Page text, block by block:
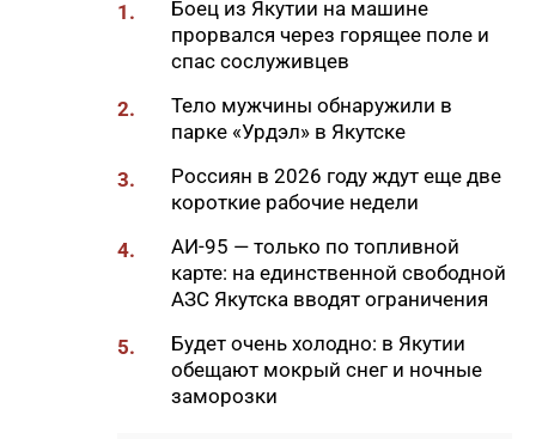
восстановили две единицы
спецтехники в зоне СВО
стабилизируется
игра от якутских
разработчиков
18:01
85-квартирный дом в
Октемцах сдадут в конце
августа
17:50
Минздрав Якутии: раннее
выявление гепатита С
позволяет предотвратить
1.
Боец из Якутии на машине
прорвался через горящее поле и
спас сослуживцев
2.
Тело мужчины обнаружили в
парке «Урдэл» в Якутске
3.
Россиян в 2026 году ждут еще две
короткие рабочие недели
4.
АИ-95 — только по топливной
карте: на единственной свободной
АЗС Якутска вводят ограничения
5.
Будет очень холодно: в Якутии
обещают мокрый снег и ночные
заморозки